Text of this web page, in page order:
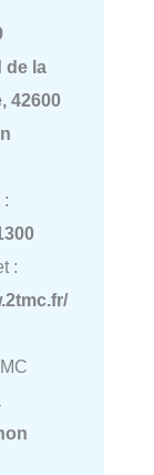
de la
42600
: